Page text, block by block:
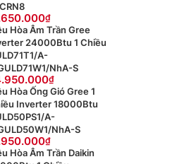
Hòa Âm Trần Gree
24000Btu 1 Chiều
A-
NhA-S
Hòa Ống Gió Gree 1
Inverter 18000Btu
A-
NhA-S
Hòa Âm Trần Daikin